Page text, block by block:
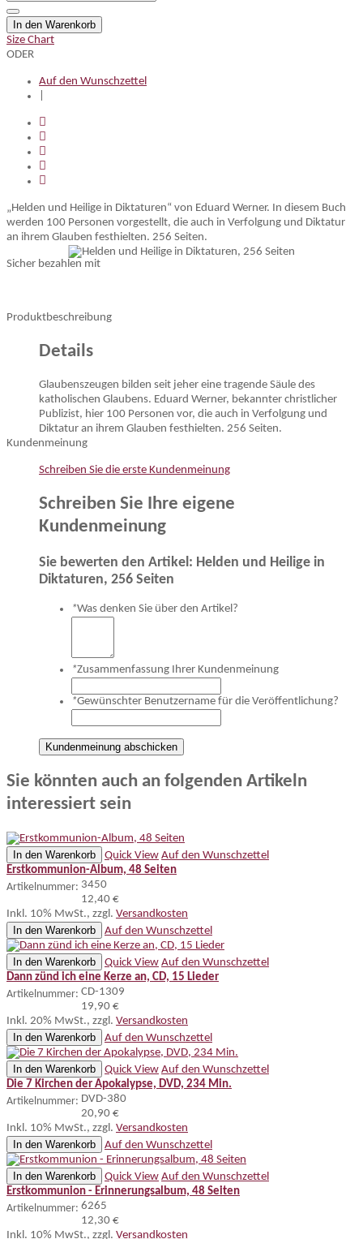
In den Warenkorb
Size Chart
ODER
Auf den Wunschzettel
„Helden und Heilige in Diktaturen“ von Eduard Werner. In diesem Buch
werden 100 Personen vorgestellt, die auch in Verfolgung und Diktatur
an ihrem Glauben festhielten. 256 Seiten.
Sicher bezahlen mit
Produktbeschreibung
Details
Glaubenszeugen bilden seit jeher eine tragende Säule des
katholischen Glaubens. Eduard Werner, bekannter christlicher
Publizist, hier 100 Personen vor, die auch in Verfolgung und
Diktatur an ihrem Glauben festhielten. 256 Seiten.
Kundenmeinung
Schreiben Sie die erste Kundenmeinung
Schreiben Sie Ihre eigene
Kundenmeinung
Sie bewerten den Artikel: Helden und Heilige in
Diktaturen, 256 Seiten
*Was denken Sie über den Artikel?
*Zusammenfassung Ihrer Kundenmeinung
*Gewünschter Benutzername für die Veröffentlichung?
Kundenmeinung abschicken
Sie könnten auch an folgenden Artikeln
interessiert sein
In den Warenkorb Quick View Auf den Wunschzettel
Erstkommunion-Album, 48 Seiten
Artikelnummer: 3450
12,40 €
Inkl. 10% MwSt., zzgl. Versandkosten
In den Warenkorb
Auf den Wunschzettel
In den Warenkorb Quick View Auf den Wunschzettel
Dann zünd ich eine Kerze an, CD, 15 Lieder
Artikelnummer: CD-1309
19,90 €
Inkl. 20% MwSt., zzgl. Versandkosten
In den Warenkorb
Auf den Wunschzettel
In den Warenkorb Quick View Auf den Wunschzettel
Die 7 Kirchen der Apokalypse, DVD, 234 Min.
Artikelnummer: DVD-380
20,90 €
Inkl. 10% MwSt., zzgl. Versandkosten
In den Warenkorb
Auf den Wunschzettel
In den Warenkorb Quick View Auf den Wunschzettel
Erstkommunion - Erinnerungsalbum, 48 Seiten
Artikelnummer: 6265
12,30 €
Inkl. 10% MwSt., zzgl. Versandkosten